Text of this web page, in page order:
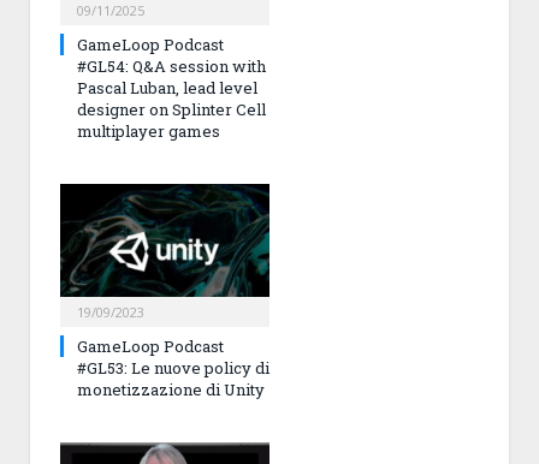
09/11/2025
GameLoop Podcast
#GL54: Q&A session with
Pascal Luban, lead level
designer on Splinter Cell
multiplayer games
19/09/2023
GameLoop Podcast
#GL53: Le nuove policy di
monetizzazione di Unity